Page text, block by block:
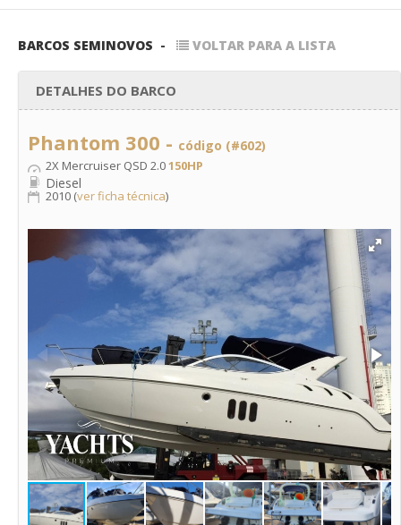
BARCOS SEMINOVOS - VOLTAR PARA A LISTA
DETALHES DO BARCO
Phantom 300 - código (#602)
2X Mercruiser QSD 2.0150HP
Diesel
2010 (ver ficha técnica)